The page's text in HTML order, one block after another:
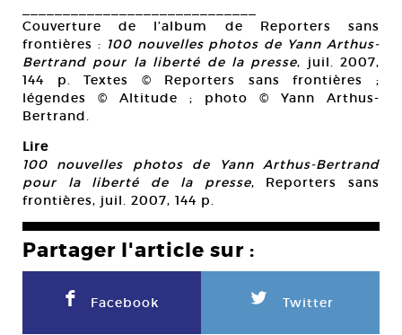
Couverture de l’album de Reporters sans
frontières : 100 nouvelles photos de Yann Arthus-
Bertrand pour la liberté de la presse, juil. 2007,
144 p. Textes © Reporters sans frontières ;
légendes © Altitude ; photo © Yann Arthus-
Bertrand.
Lire
100 nouvelles photos de Yann Arthus-Bertrand
pour la liberté de la presse, Reporters sans
frontières, juil. 2007, 144 p.
Partager l'article sur :
F Facebook L Twitter